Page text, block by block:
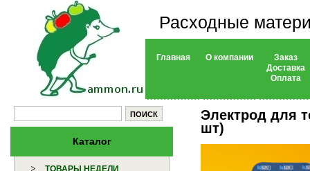
Расходные
Главная О компании
Заказ
Доставка
Оплата
Каталог
Электрод для
шт)